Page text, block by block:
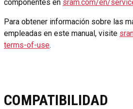
componentes en sram.com/en/
Para obtener información sobre las
empleadas en este manual, visite
terms-of-use.
COMPATIBILIDAD